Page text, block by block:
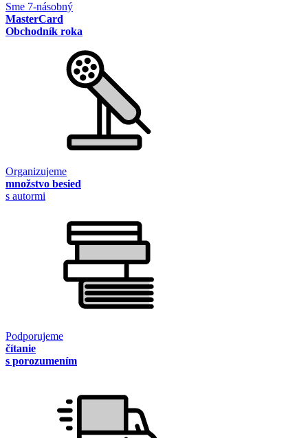
Sme 7-násobný
MasterCard
Obchodník roka
Organizujeme
množstvo besied
s autormi
Podporujeme
čítanie
s porozumením